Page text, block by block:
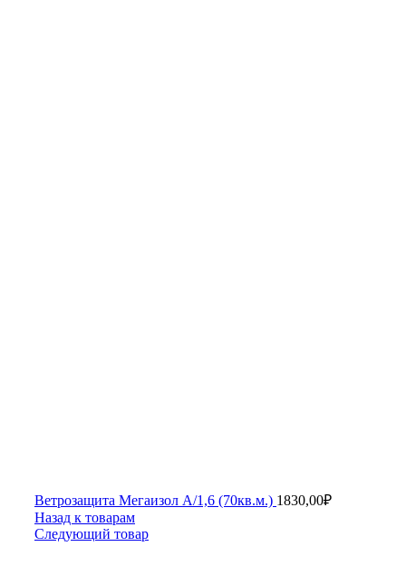
Ветрозащита Мегаизол А/1,6 (70кв.м.) 1830,00₽
Назад к товарам
Следующий товар